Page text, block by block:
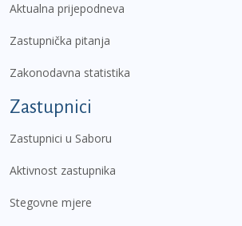
Aktualna prijepodneva
Zastupnička pitanja
Zakonodavna statistika
Zastupnici
Zastupnici u Saboru
Aktivnost zastupnika
Stegovne mjere